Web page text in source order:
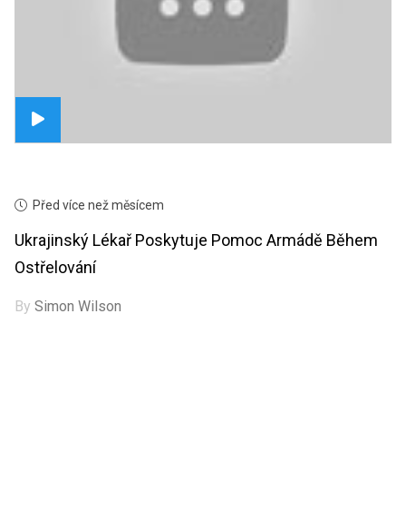
Před více než měsícem
Ukrajinský Lékař Poskytuje Pomoc Armádě Během
Ostřelování
BySimon Wilson